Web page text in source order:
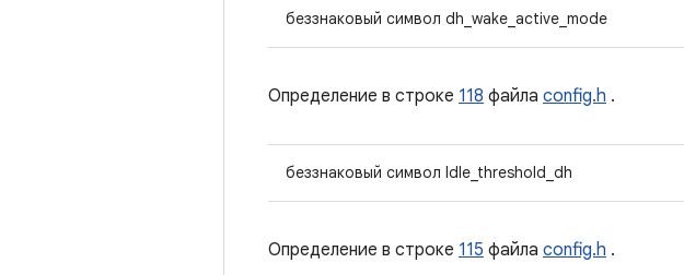
беззнаковый символ dh_wake_active_mode
Определение в строке 118 файла config.h .
беззнаковый символ Idle_threshold_dh
Определение в строке 115 файла config.h .